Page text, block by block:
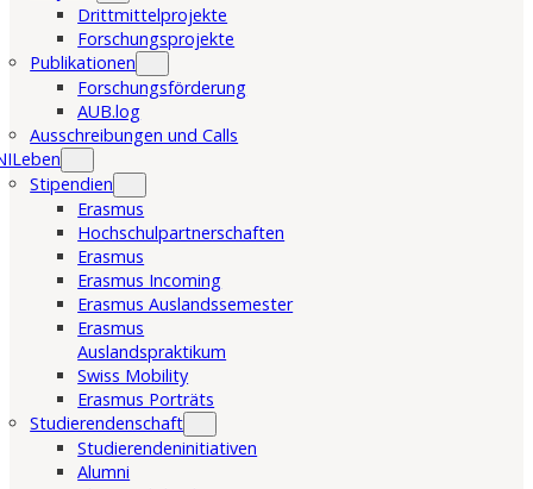
Drittmittelprojekte
Forschungsprojekte
Publikationen
Forschungsförderung
AUB.log
Ausschreibungen und Calls
Stipendien
Erasmus
Hochschulpartnerschaften
Erasmus
Erasmus Incoming
Erasmus Auslandssemester
Erasmus
Auslandspraktikum
Swiss Mobility
Erasmus Porträts
Studierendenschaft
Studierendeninitiativen
Alumni